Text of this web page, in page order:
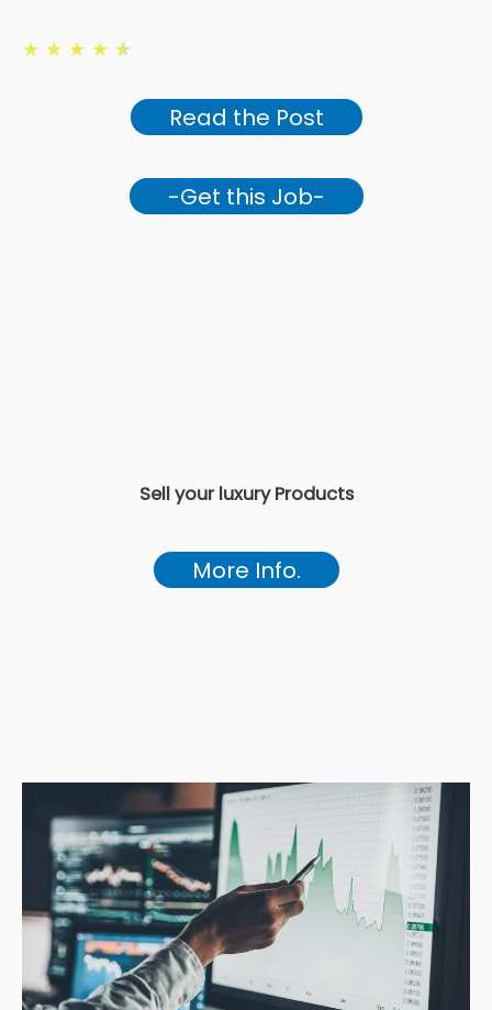
★ ★ ★ ★ ★
Read the Post
-Get this Job-
Sell your luxury Products
More Info.